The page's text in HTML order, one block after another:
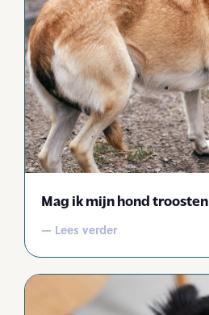
Mag ik mijn hond troosten
— Lees verder